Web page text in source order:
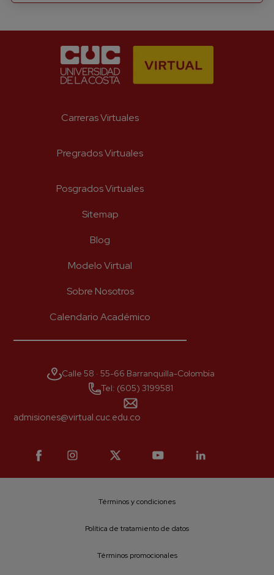
Suscríbete a nuestro
Newsletter
Recibe lo más reciente en tu correo
Apellido *
Carreras Virtuales
Pregrados Virtuales
Posgrados Virtuales
Sitemap
Blog
Modelo Virtual
Sobre Nosotros
Calendario Académico
Calle 58 · 55-66 Barranquilla-Colombia
Tel: (605) 3199581
admisiones@virtual.cuc.edu.co
Términos y condiciones
Política de tratamiento de datos
Términos promocionales